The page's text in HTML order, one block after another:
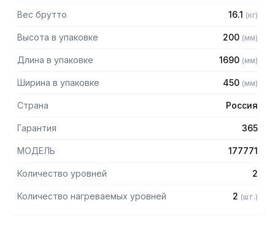
Вес брутто 16.1 (кг)
Высота в упаковке 200 (мм)
Длина в упаковке 1690 (мм)
Ширина в упаковке 450 (мм)
Страна Россия
Гарантия 365
МОДЕЛЬ 177771
Количество уровней 2
Количество нагреваемых уровней 2 (шт.)